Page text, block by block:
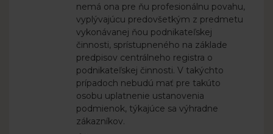
nemá ona pre ňu profesionálnu povahu,
vyplývajúcu predovšetkým z predmetu
vykonávanej ňou podnikateľskej
činnosti, sprístupneného na základe
predpisov centrálneho registra o
podnikateľskej činnosti. V takýchto
prípadoch nebudú mať pre takúto
osobu uplatnenie ustanovenia
podmienok, týkajúce sa výhradne
zákazníkov.